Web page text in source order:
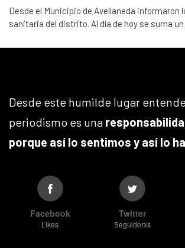
Desde el Municipio de Avellaneda informaron
sanitaria del distrito. Al día de hoy se suma
Desde este humilde lugar
periodismo es una
porque así lo sentimos y así lo
Facebook
Likes
Twitter
Seguidorxs